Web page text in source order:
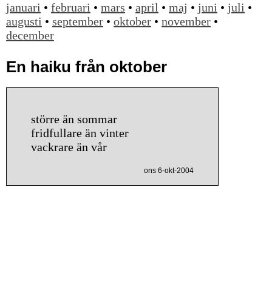
januari • februari • mars • april • maj • juni • juli •
augusti • september • oktober • november •
december
En haiku från oktober
större än sommar
fridfullare än vinter
vackrare än vår
ons 6-okt-2004